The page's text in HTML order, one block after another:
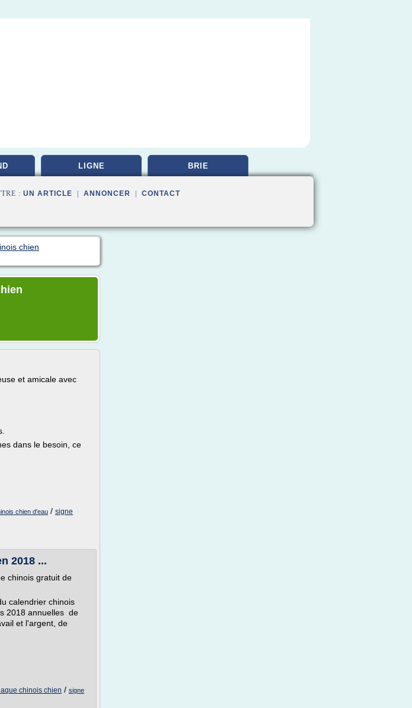
LIGNE BRIE
: UN ARTICLE ANNONCER CONTACT
chien
et amicale avec
dans le besoin, ce
chien d'eau / signe
2018 ...
chinois gratuit de
calendrier chinois
2018 annuelles de
et l'argent, de
chinois chien / signe